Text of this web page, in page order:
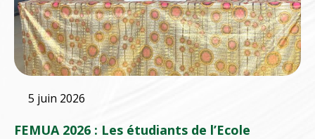
5 juin 2026
FEMUA 2026 : Les étudiants de l’Ecole